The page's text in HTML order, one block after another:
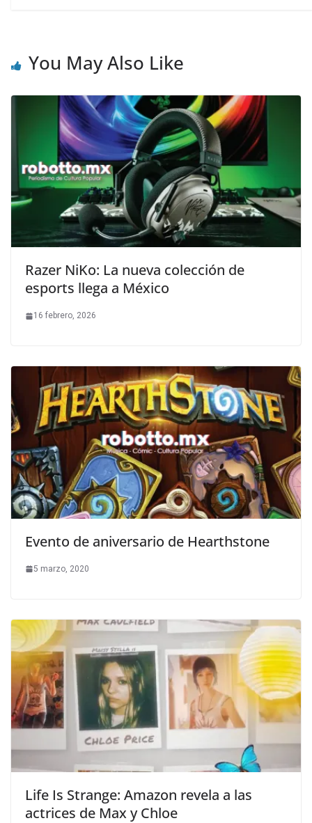
You May Also Like
Razer NiKo: La nueva colección de
esports llega a México
16 febrero, 2026
Evento de aniversario de Hearthstone
5 marzo, 2020
Life Is Strange: Amazon revela a las
actrices de Max y Chloe